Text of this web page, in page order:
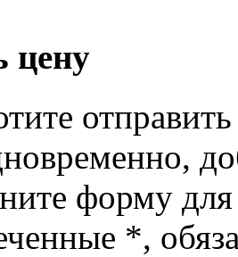
цену
форму
*,